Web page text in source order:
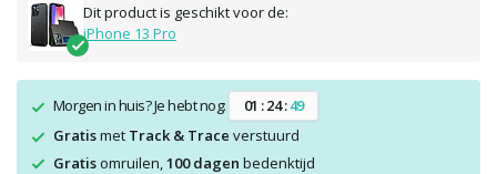
Dit product is geschikt voor de:
iPhone 13 Pro
Morgen in huis? Je hebt nog: 01 :24:49
Gratismet Track & Trace verstuurd
Gratisomruilen, 100 dagen bedenktijd